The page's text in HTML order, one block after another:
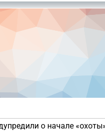
о начале